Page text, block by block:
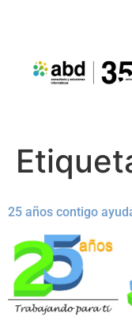
25 años contigo